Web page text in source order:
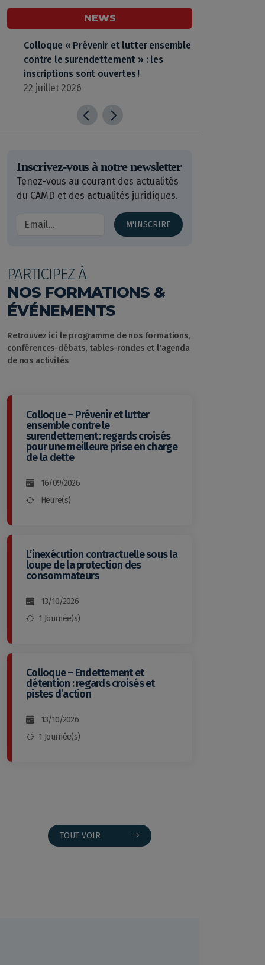
NEWS
Colloque « Prévenir et lutter ensemble
contre le surendettement » : les
inscriptions sont ouvertes !
22 juillet 2026
Inscrivez-vous à notre newsletter
Tenez-vous au courant des actualités
du CAMD et des actualités juridiques.
M'INSCRIRE
PARTICIPEZ À
NOS FORMATIONS &
ÉVÉNEMENTS
Retrouvez ici le programme de nos formations,
conférences-débats, tables-rondes et l'agenda
de nos activités
Colloque – Prévenir et lutter
ensemble contre le
surendettement : regards croisés
pour une meilleure prise en charge
de la dette
16/09/2026
Heure(s)
L’inexécution contractuelle sous la
loupe de la protection des
consommateurs
13/10/2026
1 Journée(s)
Colloque – Endettement et
détention : regards croisés et
pistes d’action
13/10/2026
1 Journée(s)
TOUT VOIR